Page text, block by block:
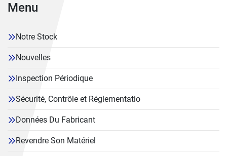
Menu
Notre Stock
Nouvelles
Inspection Périodique
Sécurité, Contrôle et Réglementatio
Données Du Fabricant
Revendre Son Matériel